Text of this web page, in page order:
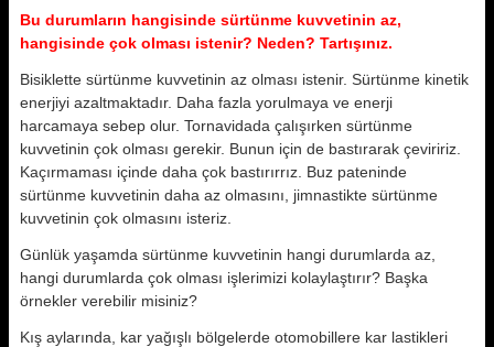
Bu durumların hangisinde sürtünme kuvvetinin az,
hangisinde çok olması istenir? Neden? Tartışınız.
Bisiklette sürtünme kuvvetinin az olması istenir. Sürtünme kinetik
enerjiyi azaltmaktadır. Daha fazla yorulmaya ve enerji
harcamaya sebep olur. Tornavidada çalışırken sürtünme
kuvvetinin çok olması gerekir. Bunun için de bastırarak çeviririz.
Kaçırmaması içinde daha çok bastırırrız. Buz pateninde
sürtünme kuvvetinin daha az olmasını, jimnastikte sürtünme
kuvvetinin çok olmasını isteriz.
Günlük yaşamda sürtünme kuvvetinin hangi durumlarda az,
hangi durumlarda çok ol­ması işlerimizi kolaylaştırır? Başka
örnekler ve­rebilir misiniz?
Kış aylarında, kar yağışlı bölgelerde otomo­billere kar lastikleri